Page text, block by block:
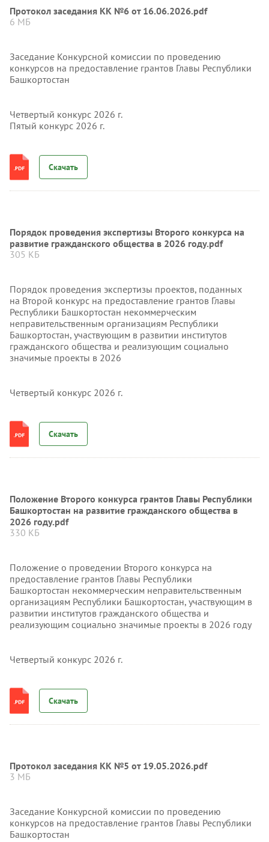
Протокол заседания КК №6 от 16.06.2026.pdf
6 МБ
Заседание Конкурсной комиссии по проведению
конкурсов на предоставление грантов Главы Республики
Башкортостан
Четвертый конкурс 2026 г.
Пятый конкурс 2026 г.
Скачать
Порядок проведения экспертизы Второго конкурса на
развитие гражданского общества в 2026 году.pdf
305 КБ
Порядок проведения экспертизы проектов, поданных
на Второй конкурс на предоставление грантов Главы
Республики Башкортостан некоммерческим
неправительственным организациям Республики
Башкортостан, участвующим в развитии институтов
гражданского общества и реализующим социально
значимые проекты в 2026
Четвертый конкурс 2026 г.
Скачать
Положение Второго конкурса грантов Главы Республики
Башкортостан на развитие гражданского общества в
2026 году.pdf
330 КБ
Положение о проведении Второго конкурса на
предоставление грантов Главы Республики
Башкортостан некоммерческим неправительственным
организациям Республики Башкортостан, участвующим в
развитии институтов гражданского общества и
реализующим социально значимые проекты в 2026 году
Четвертый конкурс 2026 г.
Скачать
Протокол заседания КК №5 от 19.05.2026.pdf
3 МБ
Заседание Конкурсной комиссии по проведению
конкурсов на предоставление грантов Главы Республики
Башкортостан